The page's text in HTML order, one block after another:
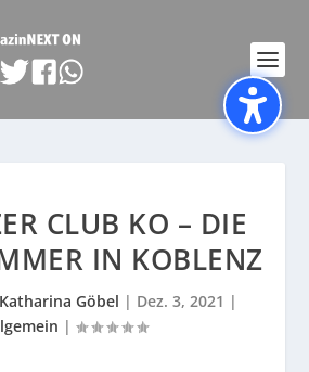
CLUB KO – DIE
IN KOBLENZ
Katharina Göbel | Dez. 3, 2021 |
|